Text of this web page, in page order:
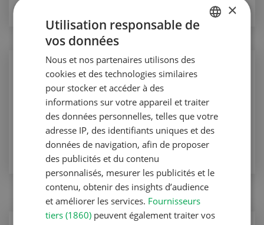
Production animale
Stratégies d’abreuvement pour les veaux
Production animale
VERS L'ARTICLE
×
Utilisation responsable de
vos données
Nous et nos partenaires utilisons des
cookies et des technologies similaires
pour stocker et accéder à des
informations sur votre appareil et traiter
des données personnelles, telles que votre
adresse IP, des identifiants uniques et des
données de navigation, afin de proposer
des publicités et du contenu
personnalisés, mesurer les publicités et le
contenu, obtenir des insights d’audience
et améliorer les services. Fournisseurs
tiers (1860) peuvent également traiter vos